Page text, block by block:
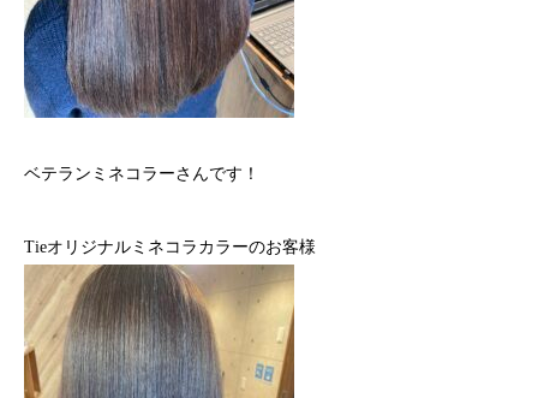
ベテランミネコラーさんです！
Tieオリジナルミネコラカラーのお客様